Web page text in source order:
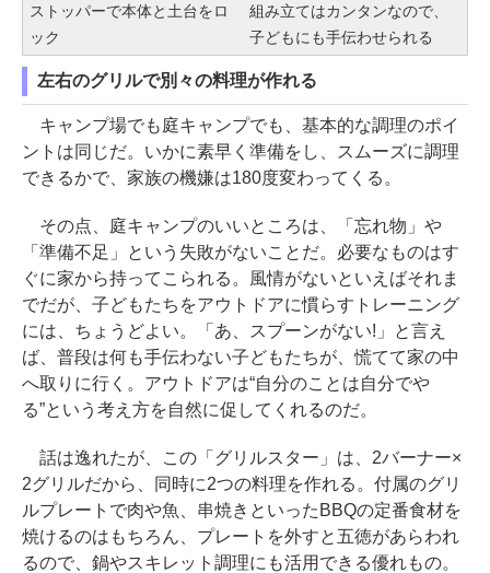
ストッパーで本体と土台をロ
ック
組み立てはカンタンなので、
子どもにも手伝わせられる
左右のグリルで別々の料理が作れる
キャンプ場でも庭キャンプでも、基本的な調理のポイ
ントは同じだ。いかに素早く準備をし、スムーズに調理
できるかで、家族の機嫌は180度変わってくる。
その点、庭キャンプのいいところは、「忘れ物」や
「準備不足」という失敗がないことだ。必要なものはす
ぐに家から持ってこられる。風情がないといえばそれま
でだが、子どもたちをアウトドアに慣らすトレーニング
には、ちょうどよい。「あ、スプーンがない!」と言え
ば、普段は何も手伝わない子どもたちが、慌てて家の中
へ取りに行く。アウトドアは“自分のことは自分でや
る”という考え方を自然に促してくれるのだ。
話は逸れたが、この「グリルスター」は、2バーナー×
2グリルだから、同時に2つの料理を作れる。付属のグリ
ルプレートで肉や魚、串焼きといったBBQの定番食材を
焼けるのはもちろん、プレートを外すと五徳があらわれ
るので、鍋やスキレット調理にも活用できる優れもの。